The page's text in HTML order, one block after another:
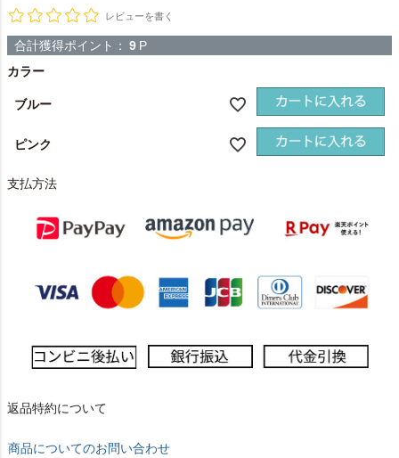
レビューを書く
合計獲得ポイント： 9 P
カラー
ブルー
ピンク
支払方法
返品特約について
商品についてのお問い合わせ